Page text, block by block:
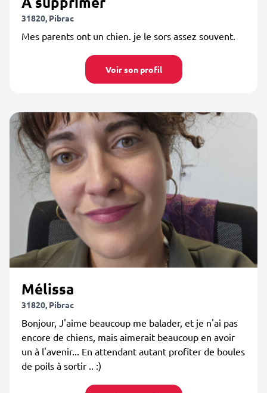
31820, Pibrac
Mes parents ont un chien. je le sors assez souvent.
Voir son profil
Mélissa
31820, Pibrac
Bonjour, J'aime beaucoup me balader, et je n'ai pas
encore de chiens, mais aimerait beaucoup en avoir
un à l'avenir... En attendant autant profiter de boules
de poils à sortir .. :)